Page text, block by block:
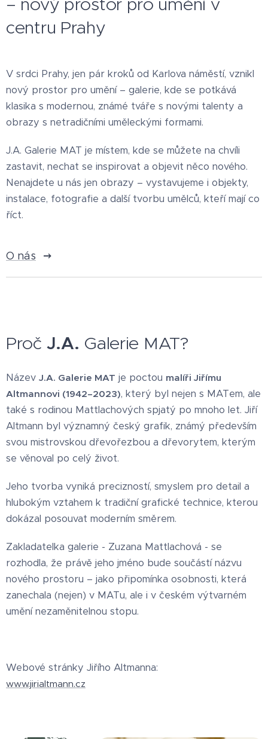
vztah k
veřejnému
prostoru.
centru Prahy
V srdci Prahy, jen pár kroků od Karlova náměstí, vznikl
nový prostor pro umění – galerie, kde se potkává
klasika s modernou, známé tváře s novými talenty a
obrazy s netradičními uměleckými formami.
J.A. Galerie MAT je místem, kde se můžete na chvíli
zastavit, nechat se inspirovat a objevit něco nového.
Nenajdete u nás jen obrazy – vystavujeme i objekty,
instalace, fotografie a další tvorbu umělců, kteří mají co
říct.
O nás
Proč J.A. Galerie MAT?
Název J.A. Galerie MAT je poctou malíři Jiřímu
Altmannovi (1942–2023), který byl nejen s MATem, ale
také s rodinou Mattlachových spjatý po mnoho let. Jiří
Altmann byl významný český grafik, známý především
svou mistrovskou dřevořezbou a dřevorytem, kterým
se věnoval po celý život.
Jeho tvorba vyniká precizností, smyslem pro detail a
hlubokým vztahem k tradiční grafické technice, kterou
dokázal posouvat moderním směrem.
Zakladatelka galerie - Zuzana Mattlachová - se
rozhodla, že právě jeho jméno bude součástí názvu
nového prostoru – jako připomínka osobnosti, která
zanechala (nejen) v MATu, ale i v českém výtvarném
umění nezaměnitelnou stopu.
Webové stránky Jiřího Altmanna:
www.jirialtmann.cz